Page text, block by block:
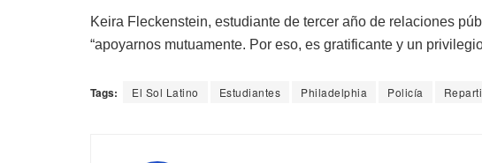
Keira Fleckenstein, estudiante de tercer año de relaciones
“apoyarnos mutuamente. Por eso, es gratificante y un
Tags: El Sol Latino Estudiantes Philadelphia Policía